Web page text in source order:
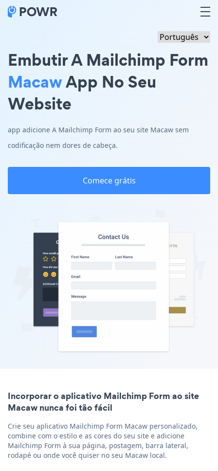
Embutir A Mailchimp Form
MacawApp No Seu
Website
app adicione A Mailchimp Form ao seu site Macaw sem
codificação nem dores de cabeça.
Comece grátis
Incorporar o aplicativo Mailchimp Form ao site
Macaw nunca foi tão fácil
Crie seu aplicativo Mailchimp Form Macaw personalizado,
combine com o estilo e as cores do seu site e adicione
Mailchimp Form à sua página, postagem, barra lateral,
rodapé ou onde você quiser no seu Macaw local.